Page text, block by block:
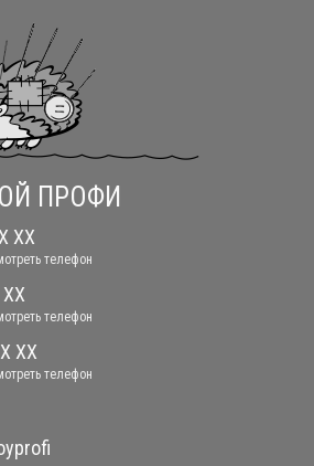
ПРОФИ
XX
телефон
телефон
XX
телефон